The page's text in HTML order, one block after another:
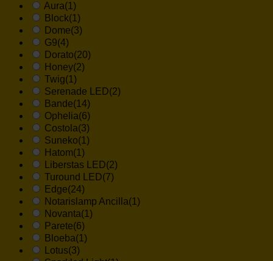
Aura(1)
Block(1)
Dome(3)
G9(4)
Dorato(20)
Honey(2)
Twig(1)
Serenade LED(2)
Bande(14)
Ophelia(6)
Costola(3)
Suneko(1)
Hatom(1)
Liberstas LED(2)
Turound LED(7)
Edge(24)
Notarislamp Ancilla(1)
Novanta(1)
Parete(6)
Bloeba(1)
Lotus(3)